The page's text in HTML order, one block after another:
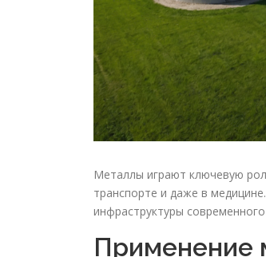
Металлы играют ключевую
транспорте и даже в
инфраструктуры
Применение